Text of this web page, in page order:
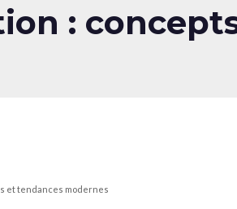
:
et tendances modernes